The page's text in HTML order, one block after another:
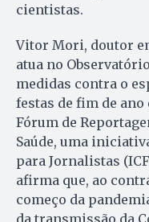
cientistas.
Vitor Mori, doutor
atua no
medidas contra o
festas de fim de
Fórum de
Saúde, uma
para Jornalistas
afirma que, ao
começo da